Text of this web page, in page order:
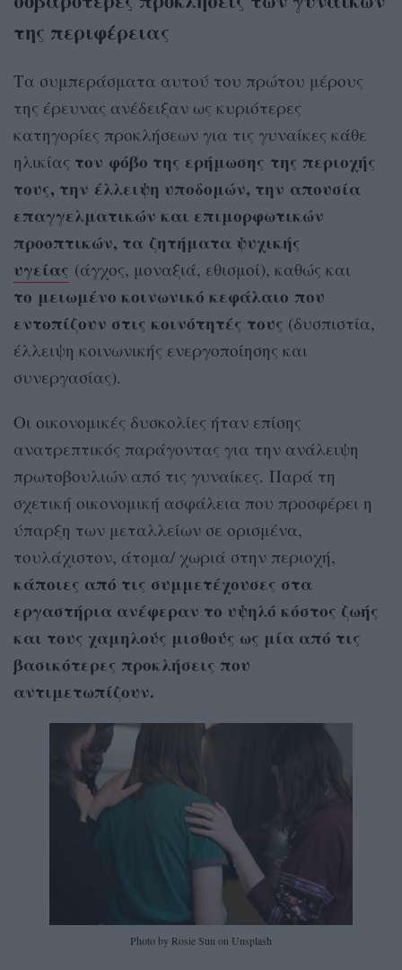
της περιφέρειας
Τα συμπεράσματα αυτού του πρώτου μέρους
της έρευνας ανέδειξαν ως κυριότερες
κατηγορίες προκλήσεων για τις γυναίκες κάθε
ηλικίας τον φόβο της ερήμωσης της περιοχής
τους, την έλλειψη υποδομών, την απουσία
επαγγελματικών και επιμορφωτικών
προοπτικών, τα ζητήματα ψυχικής
υγείας (άγχος, μοναξιά, εθισμοί), καθώς και
το μειωμένο κοινωνικό κεφάλαιο που
εντοπίζουν στις κοινότητές τους (δυσπιστία,
έλλειψη κοινωνικής ενεργοποίησης και
συνεργασίας).
Οι οικονομικές δυσκολίες ήταν επίσης
ανατρεπτικός παράγοντας για την ανάλειψη
πρωτοβουλιών από τις γυναίκες. Παρά τη
σχετική οικονομική ασφάλεια που προσφέρει η
ύπαρξη των μεταλλείων σε ορισμένα,
τουλάχιστον, άτομα/ χωριά στην περιοχή,
κάποιες από τις συμμετέχουσες στα
εργαστήρια ανέφεραν το υψηλό κόστος ζωής
και τους χαμηλούς μισθούς ως μία από τις
βασικότερες προκλήσεις που
αντιμετωπίζουν.
Photo by Rosie Sun on Unsplash